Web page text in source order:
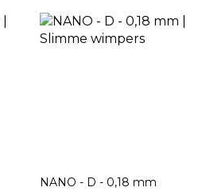
NANO - D - 0,18 mm